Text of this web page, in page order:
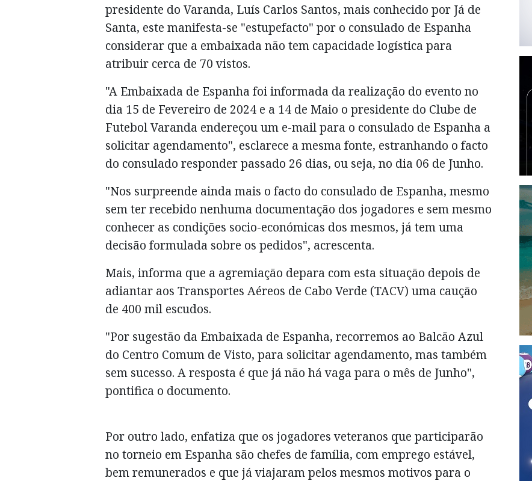
presidente do Varanda, Luís Carlos Santos, mais conhecido por Já de
Santa, este manifesta-se "estupefacto" por o consulado de Espanha
considerar que a embaixada não tem capacidade logística para
atribuir cerca de 70 vistos.
"A Embaixada de Espanha foi informada da realização do evento no
dia 15 de Fevereiro de 2024 e a 14 de Maio o presidente do Clube de
Futebol Varanda endereçou um e-mail para o consulado de Espanha a
solicitar agendamento", esclarece a mesma fonte, estranhando o facto
do consulado responder passado 26 dias, ou seja, no dia 06 de Junho.
"Nos surpreende ainda mais o facto do consulado de Espanha, mesmo
sem ter recebido nenhuma documentação dos jogadores e sem mesmo
conhecer as condições socio-económicas dos mesmos, já tem uma
decisão formulada sobre os pedidos", acrescenta.
Mais, informa que a agremiação depara com esta situação depois de
adiantar aos Transportes Aéreos de Cabo Verde (TACV) uma caução
de 400 mil escudos.
"Por sugestão da Embaixada de Espanha, recorremos ao Balcão Azul
do Centro Comum de Visto, para solicitar agendamento, mas também
sem sucesso. A resposta é que já não há vaga para o mês de Junho",
pontifica o documento.
Por outro lado, enfatiza que os jogadores veteranos que participarão
no torneio em Espanha são chefes de família, com emprego estável,
bem remunerados e que já viajaram pelos mesmos motivos para o